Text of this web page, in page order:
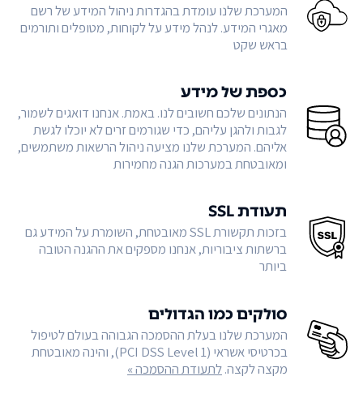
המערכת שלנו עומדת בהגדרות ניהול המידע של רשם
מאגרי המידע. לנהל מידע על לקוחות, מטופלים ותורמים
בראש שקט
כספת של מידע
הנתונים שלכם חשובים לנו. באמת. אנחנו דואגים לשמור,
לגבות ולהגן עליהם, כדי שגורמים זרים לא יוכלו לגשת
אליהם. המערכת שלנו מציעה ניהול הרשאות משתמשים,
ומאובטחת במערכות הגנה מחמירות
תעודת SSL
בזכות תקשורת SSL מאובטחת, השומרת על המידע גם
ברשתות ציבוריות, אנחנו מספקים את ההגנה הטובה
ביותר
סולקים כמו הגדולים
המערכת שלנו בעלת ההסמכה הגבוהה בעולם לטיפול
בכרטיסי אשראי (PCI DSS Level 1), והינה מאובטחת
מקצה לקצה.לתעודת ההסמכה »